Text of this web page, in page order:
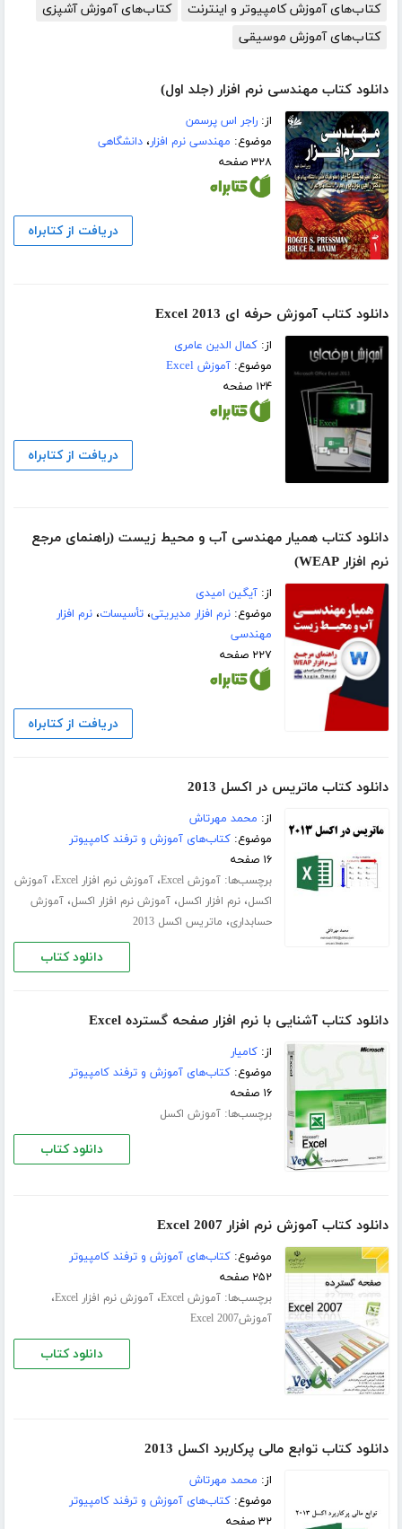
کتاب‌های آموزش کامپیوتر و اینترنت
کتاب‌های آموزش آشپزی
کتاب‌های آموزش موسیقی
دانلود کتاب مهندسی نرم افزار (جلد اول)
از:راجر اس پرسمن
موضوع: مهندسی نرم افزار،دانشگاهی
۳۲۸ صفحه
دریافت از کتابراه
دانلود کتاب آموزش حرفه ای Excel 2013
از:کمال الدین عامری
موضوع:آموزش Excel
۱۲۴ صفحه
دریافت از کتابراه
دانلود کتاب همیار مهندسی آب و محیط زیست (راهنمای مرجع
نرم افزار WEAP)
از:آیگین امیدی
موضوع:نرم افزار مدیریتی،تأسيسات،نرم افزار
مهندسی
۲۲۷ صفحه
دریافت از کتابراه
دانلود کتاب ماتریس در اکسل 2013
از: محمد مهرتاش
موضوع:کتاب‌های آموزش و ترفند کامپیوتر
۱۶ صفحه
برچسب‌ها:آموزش Excel ،آموزش نرم افزار Excel ،آموزش
اکسل،نرم افزار اکسل،آموزش نرم افزار اکسل،آموزش
حسابداری، ماتریس اکسل 2013
دانلود کتاب
دانلود کتاب آشنایی با نرم افزار صفحه گسترده Excel
از:کامیار
موضوع:کتاب‌های آموزش و ترفند کامپیوتر
۱۶ صفحه
برچسب‌ها:آموزش اکسل
دانلود کتاب
دانلود کتاب آموزش نرم افزار Excel 2007
موضوع:کتاب‌های آموزش و ترفند کامپیوتر
۲۵۲ صفحه
برچسب‌ها:آموزش Excel ،آموزش نرم افزار Excel ،
آموزشExcel 2007
دانلود کتاب
دانلود کتاب توابع مالی پرکاربرد اکسل 2013
از: محمد مهرتاش
موضوع:کتاب‌های آموزش و ترفند کامپیوتر
۳۲ صفحه